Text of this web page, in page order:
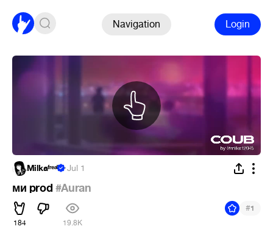
Navigation Login
Milkaᶠʳᵉᵃᵏ ·Jul 1
ми prod #Auran
184 19.8K
#1